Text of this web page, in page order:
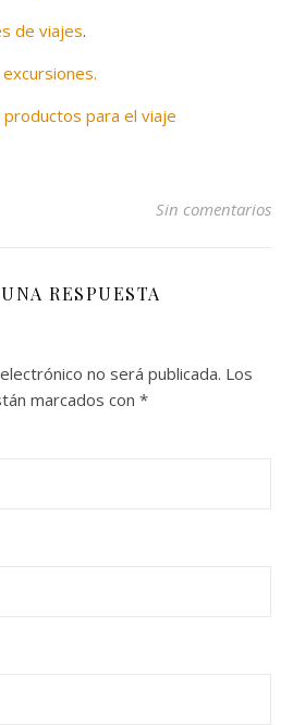
de viajes.
para el viaje
Sin comentarios
RESPUESTA
no será publicada. Los
marcados con *